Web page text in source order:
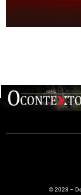
© 2023 –